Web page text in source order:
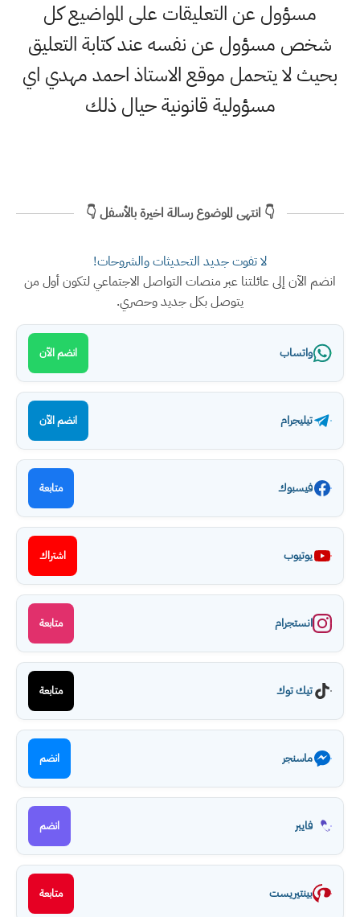
مسؤول عن التعليقات على المواضيع كل
شخص مسؤول عن نفسه عند كتابة التعليق
بحيث لا يتحمل موقع الاستاذ احمد مهدي اي
مسؤولية قانونية حيال ذلك
👇 انتهى الموضوع رسالة اخيرة بالأسفل 👇
لا تفوت جديد التحديثات والشروحات!
انضم الآن إلى عائلتنا عبر منصات التواصل الاجتماعي لتكون أول من
يتوصل بكل جديد وحصري.
واتساب انضم الآن
تيليجرام انضم الآن
فيسبوك متابعة
يوتيوب اشتراك
انستجرام متابعة
تيك توك متابعة
ماسنجر انضم
فايبر انضم
بينتيريست متابعة